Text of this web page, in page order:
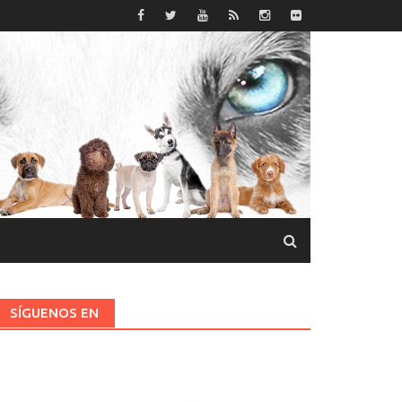
SÍGUENOS EN